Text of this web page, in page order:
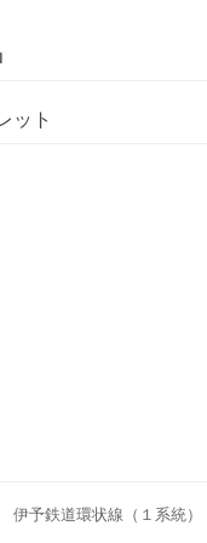
ット
伊予鉄道環状線（１系統）